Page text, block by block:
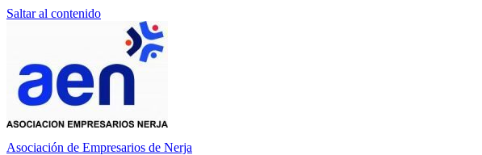
Saltar al contenido
Asociación de Empresarios de Nerja